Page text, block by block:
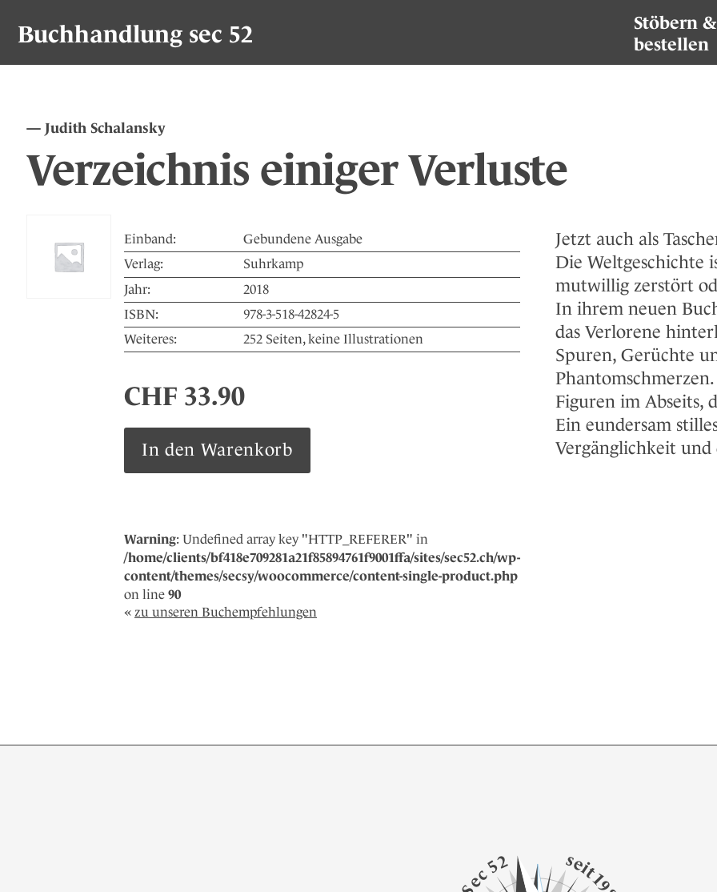
Buchhandlung sec 52
Stöbern &
bestellen
Judith Schalansky
Verzeichnis einiger Verluste
Einband:
Gebundene Ausgabe
Verlag:
Suhrkamp
Jahr:
2018
ISBN:
978-3-518-42824-5
Weiteres:
252 Seiten, keine Illustrationen
CHF 33.90
Verzeichnis
einiger
In den Warenkorb
Warning: Undefined array key "HTTP_REFERER" in
/home/clients/bf418e709281a21f85894761f9001ffa/sites/sec52.ch/wp-
content/themes/secsy/woocommerce/content-single-product.php
on line 90
« zu unseren Buchempfehlungen
Jetzt auch als
Die Weltgeschichte
mutwillig zerstört
In ihrem neuen
das Verlorene
Spuren, Gerüchte
Figuren im Abseits,
Ein eundersam
Vergänglichkeit und
e
c52 sei
t
1
9